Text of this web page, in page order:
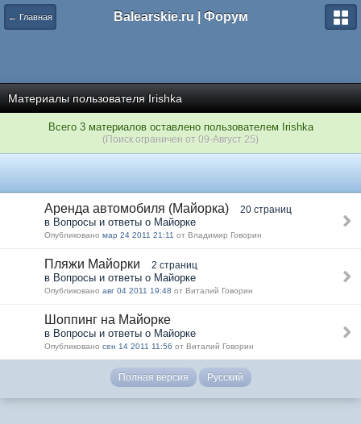
← Главная Balearskie.ru | Форум
Материалы пользователя Irishka
Всего 3 материалов оставлено пользователем Irishka
(Поиск ограничен от 09-Август 25)
Аренда автомобиля (Майорка) 20 страниц
в Вопросы и ответы о Майорке
Опубликовано мар 24 2011 21:11 от Владимир Говорин
Пляжи Майорки 2 страниц
в Вопросы и ответы о Майорке
Опубликовано авг 04 2011 19:48 от Виталий Говорин
Шоппинг на Майорке
в Вопросы и ответы о Майорке
Опубликовано сен 14 2011 11:56 от Виталий Говорин
Полная версия Русский